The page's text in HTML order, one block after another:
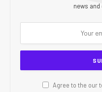
news
Agree to the our